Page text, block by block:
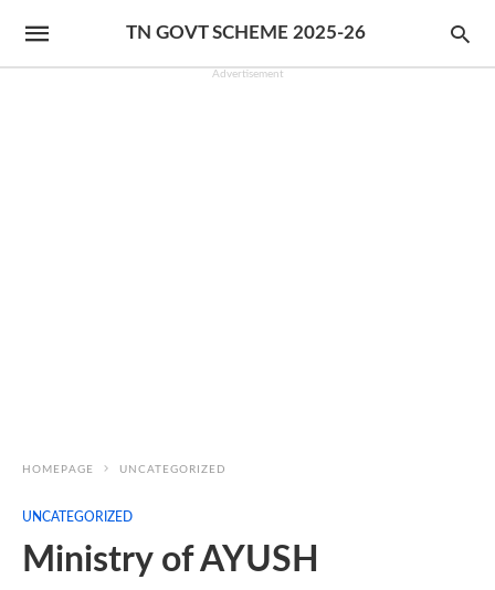
TN GOVT SCHEME 2025-26
Advertisement
HOMEPAGE UNCATEGORIZED
UNCATEGORIZED
Ministry of AYUSH